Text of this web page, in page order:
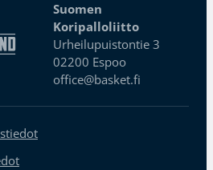
Suomen
Koripalloliitto
Urheilupuistontie 3
02200 Espoo
office@basket.fi